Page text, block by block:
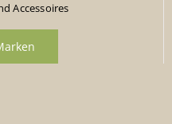
Accessoires